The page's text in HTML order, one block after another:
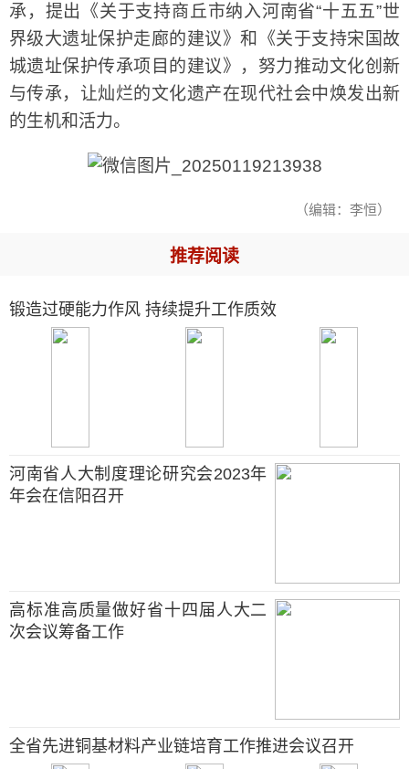
承，提出《关于支持商丘市纳入河南省“十五五”世
界级大遗址保护走廊的建议》和《关于支持宋国故
城遗址保护传承项目的建议》，努力推动文化创新
与传承，让灿烂的文化遗产在现代社会中焕发出新
的生机和活力。
（编辑：李恒）
推荐阅读
锻造过硬能力作风 持续提升工作质效
河南省人大制度理论研究会2023年
年会在信阳召开
高标准高质量做好省十四届人大二
次会议筹备工作
全省先进铜基材料产业链培育工作推进会议召开